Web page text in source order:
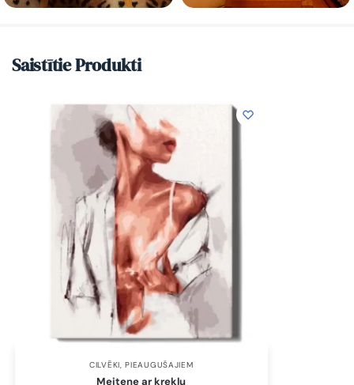
Saistītie Produkti
CILVĒKI,PIEAUGUŠAJIEM
Meitene ar kreklu